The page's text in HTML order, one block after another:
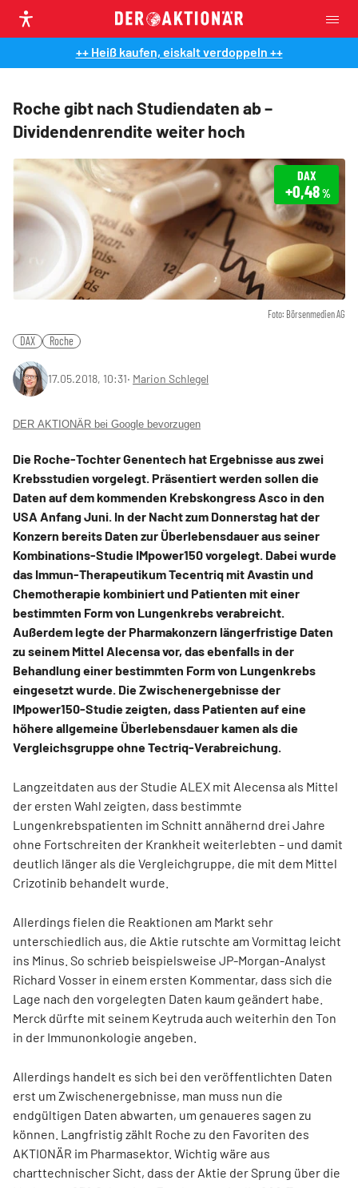
++ Heiß kaufen, eiskalt verdoppeln ++
Roche gibt nach Studiendaten ab –
Dividendenrendite weiter hoch
Foto: Börsenmedien AG
DAX
+0,48%
DAX Roche
17.05.2018, 10:31‧ Marion Schlegel
DER AKTIONÄR bei Google bevorzugen
Die Roche-Tochter Genentech hat Ergebnisse aus zwei
Krebsstudien vorgelegt. Präsentiert werden sollen die
Daten auf dem kommenden Krebskongress Asco in den
USA Anfang Juni. In der Nacht zum Donnerstag hat der
Konzern bereits Daten zur Überlebensdauer aus seiner
Kombinations-Studie IMpower150 vorgelegt. Dabei wurde
das Immun-Therapeutikum Tecentriq mit Avastin und
Chemotherapie kombiniert und Patienten mit einer
bestimmten Form von Lungenkrebs verabreicht.
Außerdem legte der Pharmakonzern längerfristige Daten
zu seinem Mittel Alecensa vor, das ebenfalls in der
Behandlung einer bestimmten Form von Lungenkrebs
eingesetzt wurde. Die Zwischenergebnisse der
IMpower150-Studie zeigten, dass Patienten auf eine
höhere allgemeine Überlebensdauer kamen als die
Vergleichsgruppe ohne Tectriq-Verabreichung.
Langzeitdaten aus der Studie ALEX mit Alecensa als Mittel
der ersten Wahl zeigten, dass bestimmte
Lungenkrebspatienten im Schnitt annähernd drei Jahre
ohne Fortschreiten der Krankheit weiterlebten – und damit
deutlich länger als die Vergleichgruppe, die mit dem Mittel
Crizotinib behandelt wurde.
Allerdings fielen die Reaktionen am Markt sehr
unterschiedlich aus, die Aktie rutschte am Vormittag leicht
ins Minus. So schrieb beispielsweise JP-Morgan-Analyst
Richard Vosser in einem ersten Kommentar, dass sich die
Lage nach den vorgelegten Daten kaum geändert habe.
Merck dürfte mit seinem Keytruda auch weiterhin den Ton
in der Immunonkologie angeben.
Allerdings handelt es sich bei den veröffentlichten Daten
erst um Zwischenergebnisse, man muss nun die
endgültigen Daten abwarten, um genaueres sagen zu
können. Langfristig zählt Roche zu den Favoriten des
AKTIONÄR im Pharmasektor. Wichtig wäre aus
charttechnischer Sicht, dass der Aktie der Sprung über die